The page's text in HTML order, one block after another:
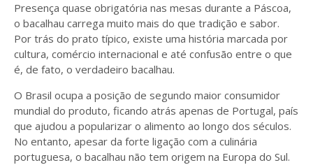
Presença quase obrigatória nas mesas durante a Páscoa,
o bacalhau carrega muito mais do que tradição e sabor.
Por trás do prato típico, existe uma história marcada por
cultura, comércio internacional e até confusão entre o que
é, de fato, o verdadeiro bacalhau.
O Brasil ocupa a posição de segundo maior consumidor
mundial do produto, ficando atrás apenas de Portugal, país
que ajudou a popularizar o alimento ao longo dos séculos.
No entanto, apesar da forte ligação com a culinária
portuguesa, o bacalhau não tem origem na Europa do Sul.